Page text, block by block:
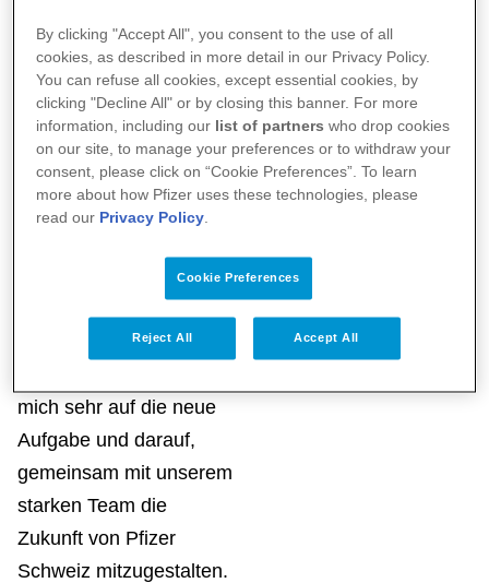
Mitglied der Schweizer
Geschäftsleitung und
verfügt über mehr als 16
Jahre Erfahrung
innerhalb von Pfizer. Die
48-Jährige leitet zurzeit
, wo sie für
Pfizer-Produkten
mich sehr auf die neue
Aufgabe und darauf,
gemeinsam mit unserem
starken Team die
Zukunft von Pfizer
Schweiz mitzugestalten.
By clicking "Accept All", you consent to the use of all
cookies, as described in more detail in our Privacy Policy.
You can refuse all cookies, except essential cookies, by
clicking "Decline All" or by closing this banner. For more
information, including our list of partners who drop cookies
on our site, to manage your preferences or to withdraw your
consent, please click on “Cookie Preferences”. To learn
more about how Pfizer uses these technologies, please
read our Privacy Policy.
Cookie Preferences
Reject All Accept All